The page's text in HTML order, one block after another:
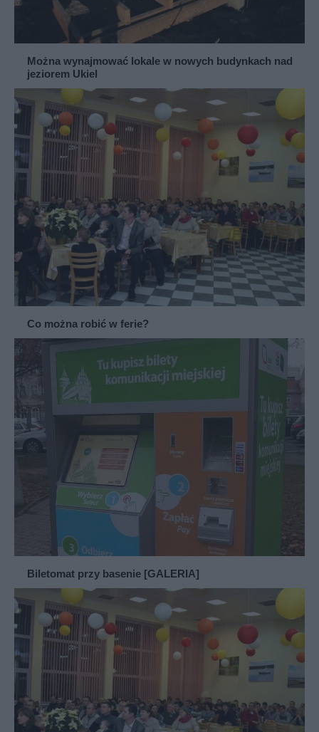
Można wynajmować lokale w nowych budynkach nad
jeziorem Ukiel
Co można robić w ferie?
Biletomat przy basenie [GALERIA]